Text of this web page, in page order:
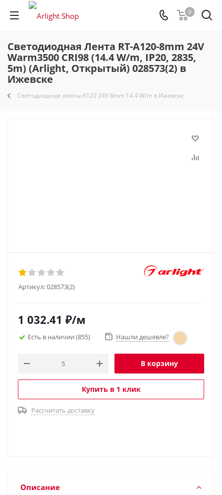
0
Светодиодная Лента RT-A120-8mm 24V
Warm3500 CRI98 (14.4 W/m, IP20, 2835,
5m) (Arlight, Открытый) 028573(2) в
Ижевске
Светодиодные ленты A120 24V 8mm 14.4 W/m в Ижевске
Артикул:028573(2)
1 032.41 ₽/м
Есть в наличии (855) Нашли дешевле?
В корзину
Купить в 1 клик
Рассчитать доставку
Описание